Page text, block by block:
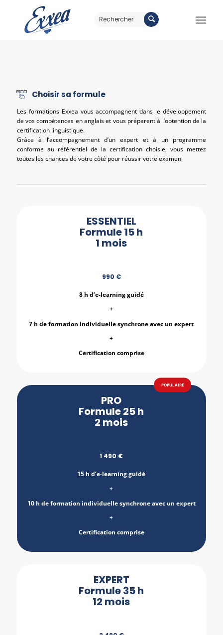
Choisir sa formule
Les formations Exxea vous accompagnent dans le développement
de vos compétences en anglais et vous préparent à l’obtention de la
certification linguistique.
Grâce à l’accompagnement d’un expert et à un programme
conforme au référentiel de la certification choisie, vous mettez
toutes les chances de votre côté pour réussir votre examen.
ESSENTIEL
Formule 15 h
1 mois
990 €
8 h d’e-learning guidé
+
7 h de formation individuelle synchrone avec un expert
+
Certification comprise
PRO
Formule 25 h
2 mois
1 490 €
15 h d’e-learning guidé
+
10 h de formation individuelle synchrone avec un expert
+
Certification comprise
EXPERT
Formule 35 h
12 mois